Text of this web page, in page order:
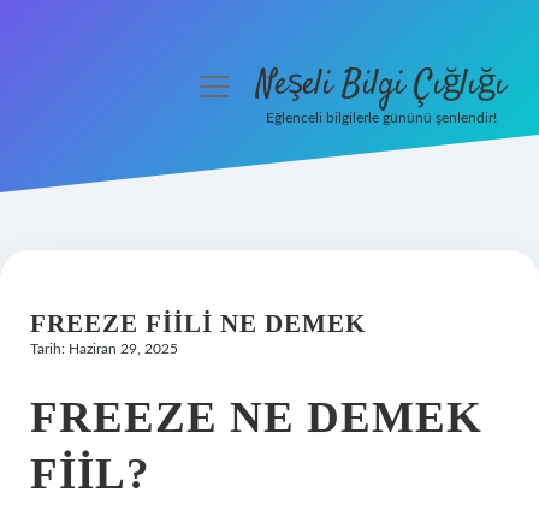
Hakkımızda
menüyüNeşeli Bilgi Çığlığı
Eğlenceli bilgilerle gününü şenlendir!
FREEZE FIILI NE DEMEK
Tarih: Haziran 29, 2025
FREEZE NE DEMEK
FIIL?